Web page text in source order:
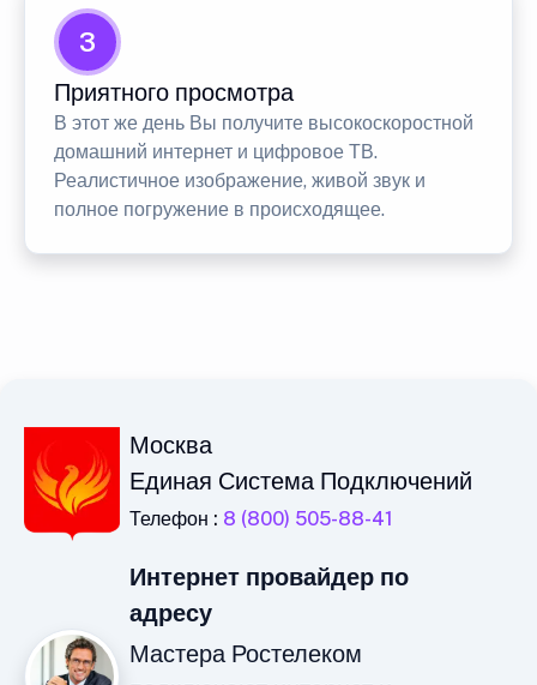
3
Приятного просмотра
В этот же день Вы получите высокоскоростной
домашний интернет и цифровое ТВ.
Реалистичное изображение, живой звук и
полное погружение в происходящее.
Москва
Единая Система Подключений
Телефон : 8 (800) 505-88-41
Интернет провайдер по
адресу
Мастера Ростелеком